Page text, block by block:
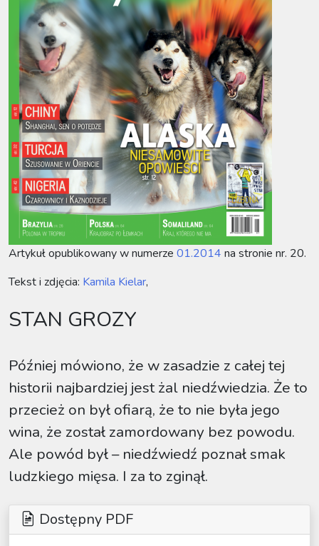
Artykuł opublikowany w numerze 01.2014 na stronie nr. 20.
Tekst i zdjęcia: Kamila Kielar,
STAN GROZY
Później mówiono, że w zasadzie z całej tej
historii najbardziej jest żal niedźwiedzia. Że to
przecież on był ofiarą, że to nie była jego
wina, że został zamordowany bez powodu.
Ale powód był – niedźwiedź poznał smak
ludzkiego mięsa. I za to zginął.
Dostępny PDF